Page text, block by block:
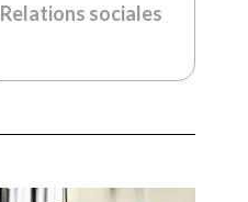
Relations sociales